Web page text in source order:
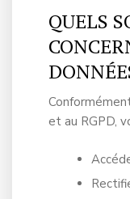
QUELS
et au RGPD,